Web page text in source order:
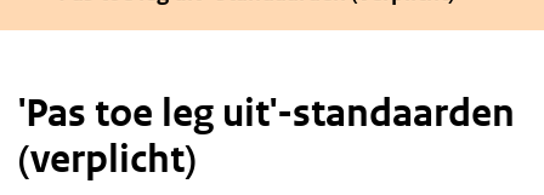
'Pas toe leg uit'-standaarden
(verplicht)